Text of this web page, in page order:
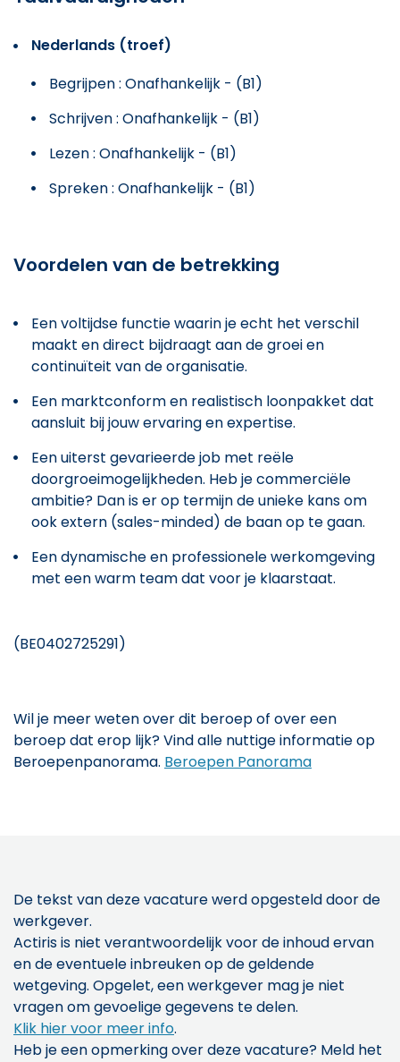
Nederlands (troef)
Begrijpen : Onafhankelijk - (B1)
Schrijven : Onafhankelijk - (B1)
Lezen : Onafhankelijk - (B1)
Spreken : Onafhankelijk - (B1)
Voordelen van de betrekking
Een voltijdse functie waarin je echt het verschil
maakt en direct bijdraagt aan de groei en
continuïteit van de organisatie.
Een marktconform en realistisch loonpakket dat
aansluit bij jouw ervaring en expertise.
Een uiterst gevarieerde job met reële
doorgroeimogelijkheden. Heb je commerciële
ambitie? Dan is er op termijn de unieke kans om
ook extern (sales-minded) de baan op te gaan.
Een dynamische en professionele werkomgeving
met een warm team dat voor je klaarstaat.
(BE0402725291)
Wil je meer weten over dit beroep of over een
beroep dat erop lijk? Vind alle nuttige informatie op
Beroepenpanorama. Beroepen Panorama
De tekst van deze vacature werd opgesteld door de
werkgever.
Actiris is niet verantwoordelijk voor de inhoud ervan
en de eventuele inbreuken op de geldende
wetgeving. Opgelet, een werkgever mag je niet
vragen om gevoelige gegevens te delen.
Klik hier voor meer info.
Heb je een opmerking over deze vacature? Meld het